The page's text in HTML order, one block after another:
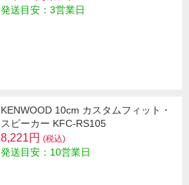
発送目安：3営業日
KENWOOD 10cm カスタムフィット・
スピーカー KFC-RS105
8,221円 (税込)
発送目安：10営業日